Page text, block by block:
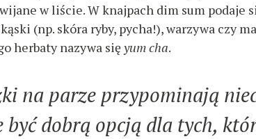
w liście. W knajpach dim sum podaje
(np. skóra ryby, pycha!), warzywa czy
herbaty nazywa sięyum cha.
na parze przypominają
być dobrą opcją dla tych,